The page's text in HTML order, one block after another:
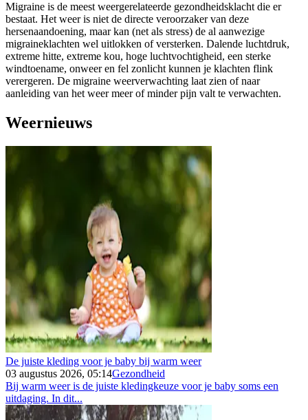
Migraine is de meest weergerelateerde gezondheidsklacht die er
bestaat. Het weer is niet de directe veroorzaker van deze
hersenaandoening, maar kan (net als stress) de al aanwezige
migraineklachten wel uitlokken of versterken. Dalende luchtdruk,
extreme hitte, extreme kou, hoge luchtvochtigheid, een sterke
windtoename, onweer en fel zonlicht kunnen je klachten flink
verergeren. De migraine weerverwachting laat zien of naar
aanleiding van het weer meer of minder pijn valt te verwachten.
Weernieuws
De juiste kleding voor je baby bij warm weer
03 augustus 2026, 05:14Gezondheid
Bij warm weer is de juiste kledingkeuze voor je baby soms een
uitdaging. In dit...